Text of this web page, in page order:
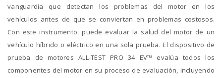
vanguardia que detectan los problemas del motor en los
vehículos antes de que se conviertan en problemas costosos.
Con este instrumento, puede evaluar la salud del motor de un
vehículo híbrido o eléctrico en una sola prueba. El dispositivo de
prueba de motores ALL-TEST PRO 34 EV™ evalúa todos los
componentes del motor en su proceso de evaluación, incluyendo